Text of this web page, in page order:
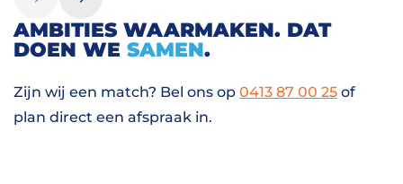
AMBITIES WAARMAKEN. DAT
DOEN WE SAMEN.
Zijn wij een match? Bel ons op 0413 87 00 25 of
plan direct een afspraak in.